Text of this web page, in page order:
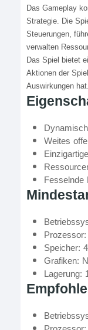
Das Gameplay
Strategie. Die
Steuerungen,
verwalten
Das Spiel bietet
Aktionen der
Auswirkungen hat.
Weites
Speicher:
Grafiken:
Lagerung: